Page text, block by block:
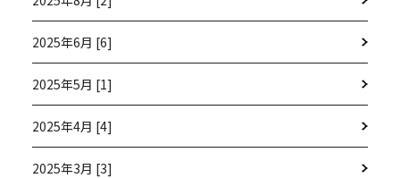
2025年6月 [6]
2025年5月 [1]
2025年4月 [4]
2025年3月 [3]